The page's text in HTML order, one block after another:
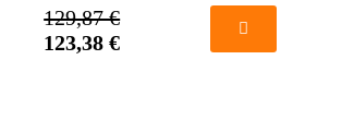
129,87 €
123,38 €